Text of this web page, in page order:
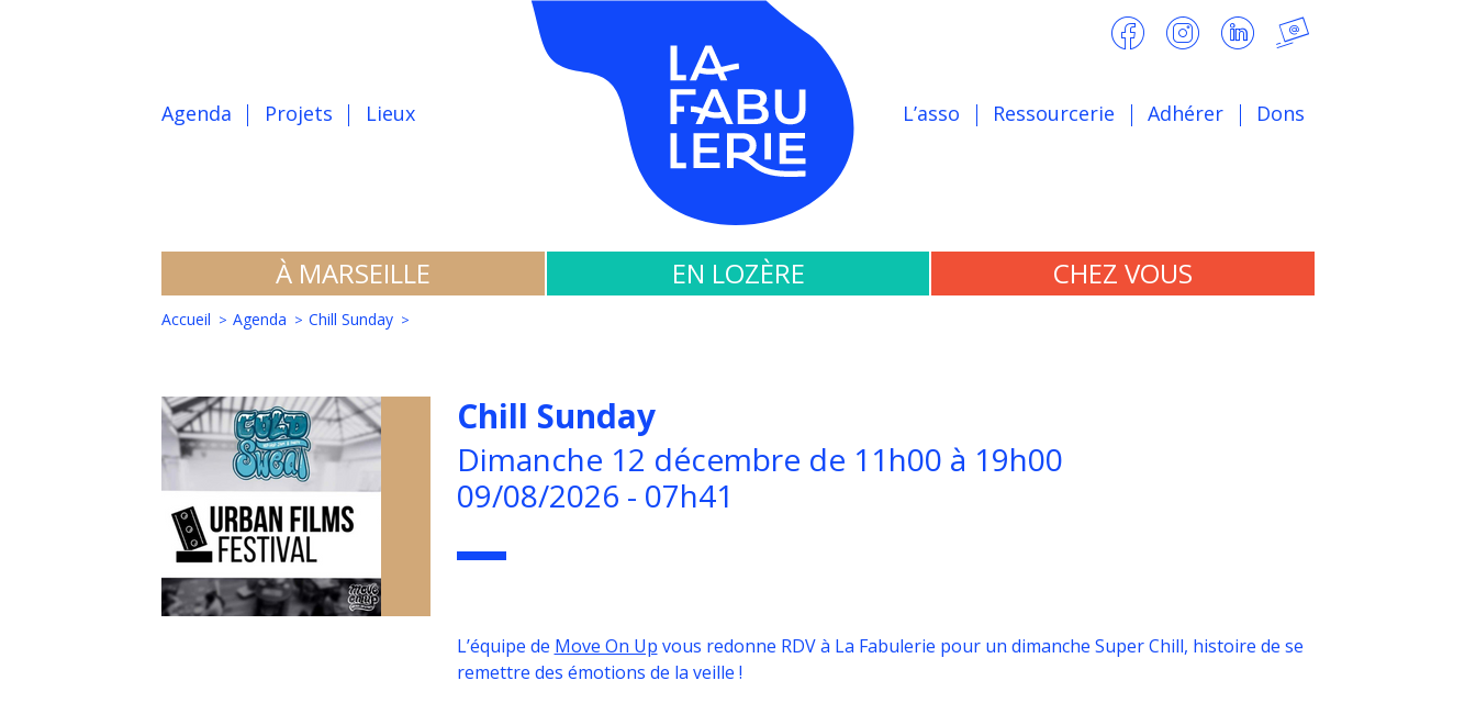
Agenda Projets Lieux L’asso Ressourcerie Adhérer Dons
À MARSEILLE EN LOZÈRE CHEZ VOUS
Accueil Agenda Chill Sunday
Chill Sunday
Dimanche 12 décembre de 11h00 à 19h00
09/08/2026 - 07h41
L’équipe de Move On Up vous redonne RDV à La Fabulerie pour un dimanche Super Chill, histoire de se
remettre des émotions de la veille !